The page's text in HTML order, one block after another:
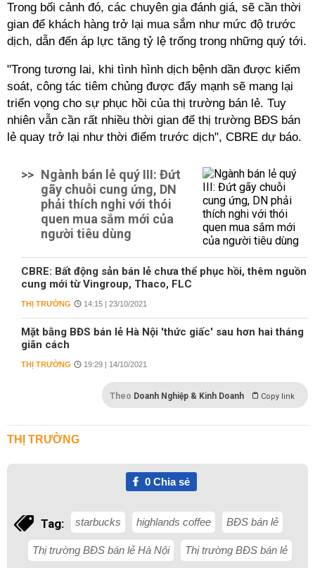
Trong bối cảnh đó, các chuyên gia đánh giá, sẽ cần thời
gian để khách hàng trở lại mua sắm như mức độ trước
dịch, dẫn đến áp lực tăng tỷ lệ trống trong những quý tới.
"Trong tương lai, khi tình hình dịch bệnh dần được kiểm
soát, công tác tiêm chủng được đẩy mạnh sẽ mang lại
triển vọng cho sự phục hồi của thị trường bán lẻ. Tuy
nhiên vẫn cần rất nhiều thời gian để thị trường BĐS bán
lẻ quay trở lại như thời điểm trước dịch", CBRE dự báo.
>> Ngành bán lẻ quý III: Đứt
gãy chuỗi cung ứng, DN
phải thích nghi với thói
quen mua sắm mới của
người tiêu dùng
CBRE: Bất động sản bán lẻ chưa thể phục hồi, thêm nguồn
cung mới từ Vingroup, Thaco, FLC
THỊ TRƯỜNG 14:15 | 23/10/2021
Mặt bằng BĐS bán lẻ Hà Nội 'thức giấc' sau hơn hai tháng
giãn cách
THỊ TRƯỜNG 19:29 | 14/10/2021
Theo Doanh Nghiệp & Kinh Doanh Copy link
THỊ TRƯỜNG
0Chia sẻ
Tag: starbucks highlands coffee BĐS bán lẻ
Thị trường BĐS bán lẻ Hà Nội Thị trường BĐS bán lẻ